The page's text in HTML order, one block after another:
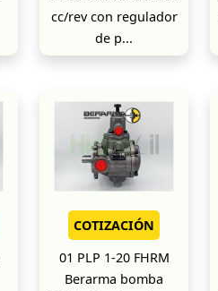
cc/rev con regulador
de p...
COTIZACIÓN
01 PLP 1-20 FHRM
Berarma bomba